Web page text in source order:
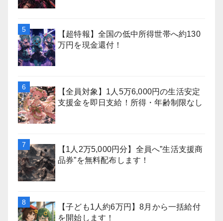
【超特報】全国の低中所得世帯へ約130
万円を現金還付！
【全員対象】1人5万6,000円の生活安定
支援金を即日支給！所得・年齢制限なし
【1人2万5,000円分】全員へ”生活支援商
品券”を無料配布します！
【子ども1人約6万円】8月から一括給付
を開始します！